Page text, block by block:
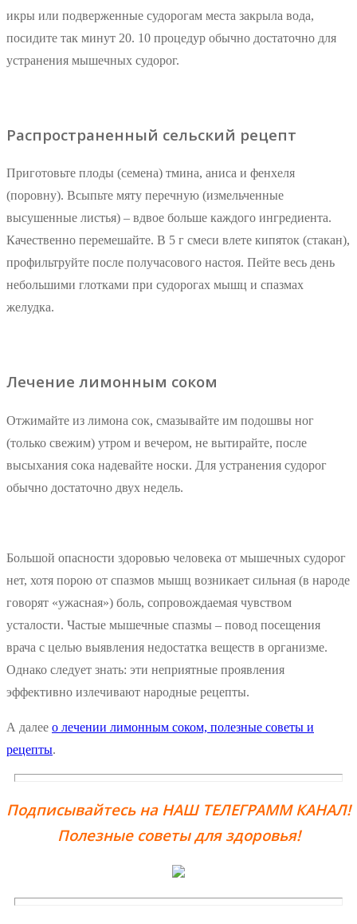
икры или подверженные судорогам места закрыла вода,
посидите так минут 20. 10 процедур обычно достаточно для
устранения мышечных судорог.
Распространенный сельский рецепт
Приготовьте плоды (семена) тмина, аниса и фенхеля
(поровну). Всыпьте мяту перечную (измельченные
высушенные листья) – вдвое больше каждого ингредиента.
Качественно перемешайте. В 5 г смеси влете кипяток (стакан),
профильтруйте после получасового настоя. Пейте весь день
небольшими глотками при судорогах мышц и спазмах
желудка.
Лечение лимонным соком
Отжимайте из лимона сок, смазывайте им подошвы ног
(только свежим) утром и вечером, не вытирайте, после
высыхания сока надевайте носки. Для устранения судорог
обычно достаточно двух недель.
Большой опасности здоровью человека от мышечных судорог
нет, хотя порою от спазмов мышц возникает сильная (в народе
говорят «ужасная») боль, сопровождаемая чувством
усталости. Частые мышечные спазмы – повод посещения
врача с целью выявления недостатка веществ в организме.
Однако следует знать: эти неприятные проявления
эффективно излечивают народные рецепты.
А далее о лечении лимонным соком, полезные советы и
рецепты.
Подписывайтесь на НАШ ТЕЛЕГРАММ КАНАЛ!
Полезные советы для здоровья!